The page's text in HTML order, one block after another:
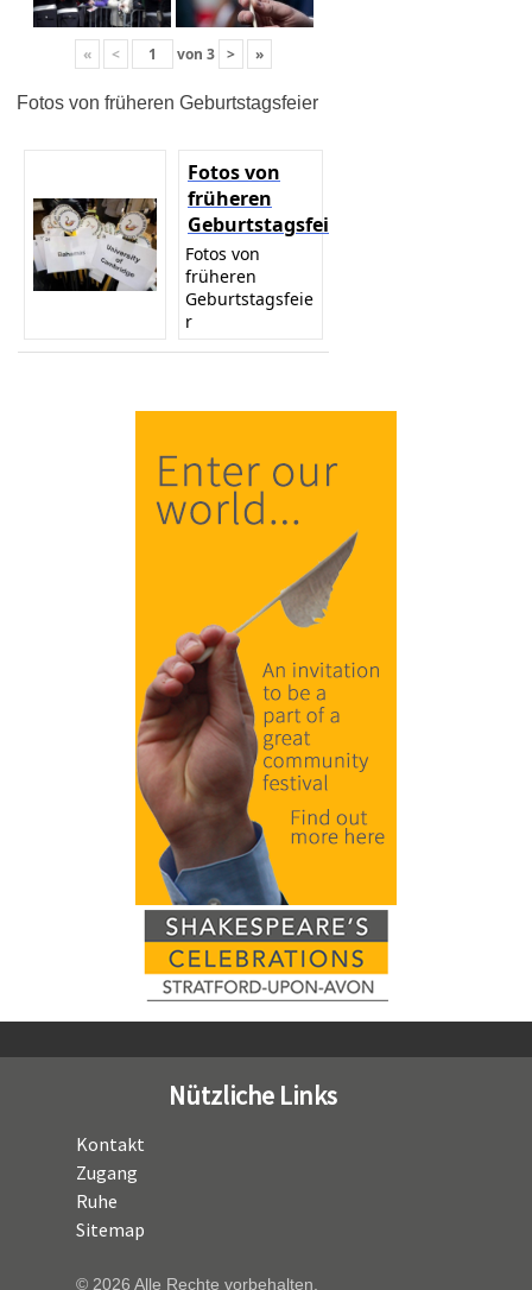
« < von 3 > »
Fotos von früheren Geburtstagsfeier
Fotos von
früheren
Geburtstagsfeier
Fotos von
früheren
Geburtstagsfeie
r
Nützliche Links
Kontakt
Zugang
Ruhe
Sitemap
© 2026 Alle Rechte vorbehalten.